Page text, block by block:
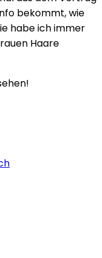
bekommt, wie
habe ich immer
Haare